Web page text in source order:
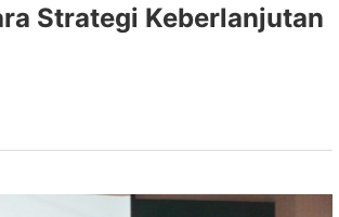
Strategi Keberlanjutan